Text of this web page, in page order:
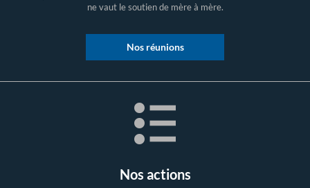
ne vaut le soutien de mère à mère.
Nos réunions
Nos actions